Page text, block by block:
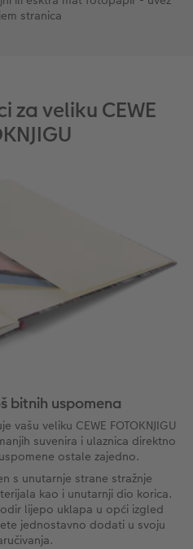
stranica
za veliku CEWE
bitnih uspomena
vašu veliku CEWE FOTOKNJIGU
suvenira i ulaznica direktno
ostale zajedno.
s unutarnje strane stražnje
kao i unutarnji dio korica.
lijepo uklapa u opći izgled
jednostavno dodati u svoju